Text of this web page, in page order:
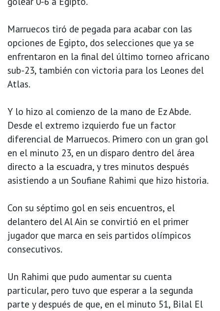
Marruecos tiró de pegada para acabar con las
opciones de Egipto, dos selecciones que ya se
enfrentaron en la final del último torneo africano
sub-23, también con victoria para los Leones del
Atlas.
Y lo hizo al comienzo de la mano de Ez Abde.
Desde el extremo izquierdo fue un factor
diferencial de Marruecos. Primero con un gran gol
en el minuto 23, en un disparo dentro del área
directo a la escuadra, y tres minutos después
asistiendo a un Soufiane Rahimi que hizo historia.
Con su séptimo gol en seis encuentros, el
delantero del Al Ain se convirtió en el primer
jugador que marca en seis partidos olímpicos
consecutivos.
Un Rahimi que pudo aumentar su cuenta
particular, pero tuvo que esperar a la segunda
parte y después de que, en el minuto 51, Bilal El